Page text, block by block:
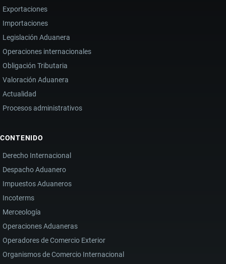
Exportaciones
Importaciones
Legislación Aduanera
Operaciones internacionales
Obligación Tributaria
Valoración Aduanera
Actualidad
Procesos administrativos
CONTENIDO
Derecho Internacional
Despacho Aduanero
Impuestos Aduaneros
Incoterms
Merceología
Operaciones Aduaneras
Operadores de Comercio Exterior
Organismos de Comercio Internacional